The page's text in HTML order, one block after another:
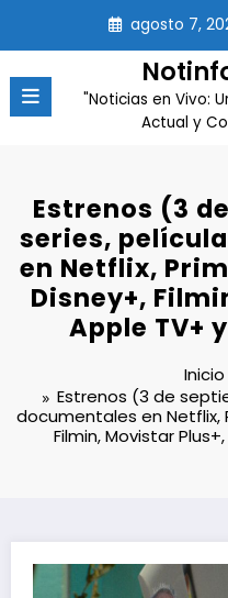
contenido
agosto 7,
"Noticias en Vivo:
Actual y
Estrenos (3
series,
en Netflix,
Disney+,
Apple TV+
Inicio
Estrenos (3 de
documentales en Netflix,
Filmin, Movistar